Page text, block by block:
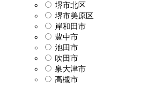
堺市北区
堺市美原区
岸和田市
豊中市
池田市
吹田市
泉大津市
高槻市